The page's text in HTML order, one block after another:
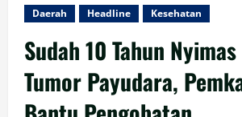
Daerah Headline Kesehatan
Sudah 10 Tahun
Tumor Payudara,